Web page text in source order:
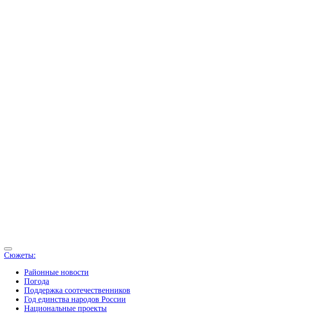
Сюжеты:
Районные новости
Погода
Поддержка соотечественников
Год единства народов России
Национальные проекты